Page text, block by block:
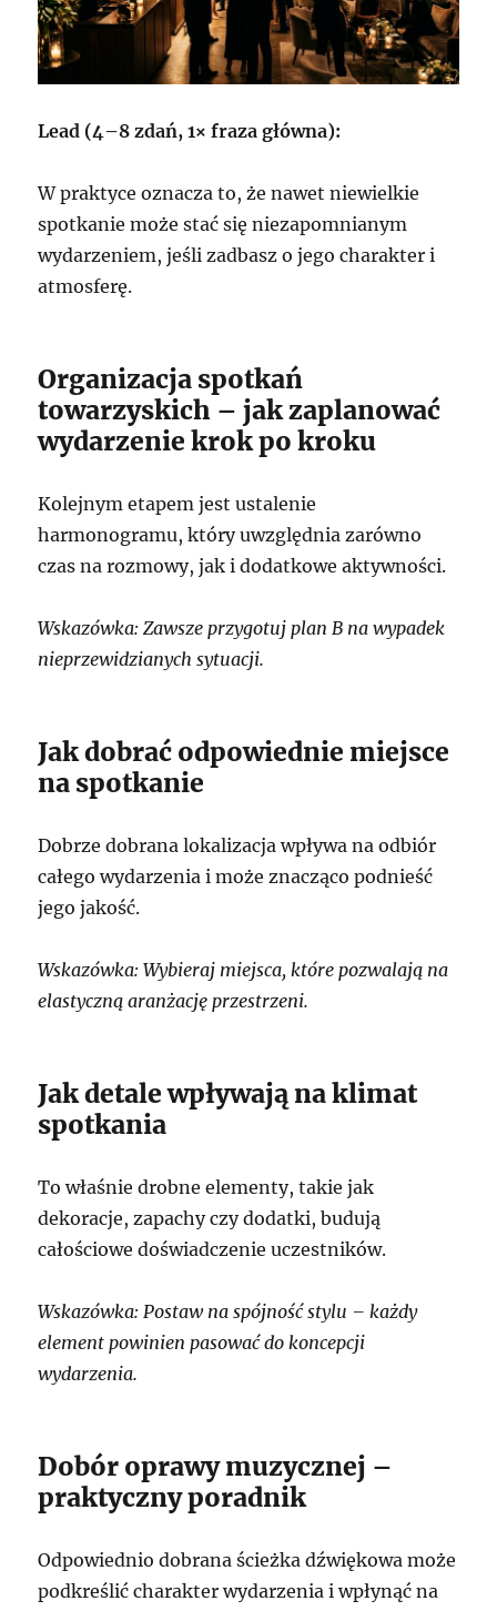
Lead (4–8 zdań, 1× fraza główna):
W praktyce oznacza to, że nawet niewielkie
spotkanie może stać się niezapomnianym
wydarzeniem, jeśli zadbasz o jego charakter i
atmosferę.
Organizacja spotkań
towarzyskich – jak zaplanować
wydarzenie krok po kroku
Kolejnym etapem jest ustalenie
harmonogramu, który uwzględnia zarówno
czas na rozmowy, jak i dodatkowe aktywności.
Wskazówka: Zawsze przygotuj plan B na wypadek
nieprzewidzianych sytuacji.
Jak dobrać odpowiednie miejsce
na spotkanie
Dobrze dobrana lokalizacja wpływa na odbiór
całego wydarzenia i może znacząco podnieść
jego jakość.
Wskazówka: Wybieraj miejsca, które pozwalają na
elastyczną aranżację przestrzeni.
Jak detale wpływają na klimat
spotkania
To właśnie drobne elementy, takie jak
dekoracje, zapachy czy dodatki, budują
całościowe doświadczenie uczestników.
Wskazówka: Postaw na spójność stylu – każdy
element powinien pasować do koncepcji
wydarzenia.
Dobór oprawy muzycznej –
praktyczny poradnik
Odpowiednio dobrana ścieżka dźwiękowa może
podkreślić charakter wydarzenia i wpłynąć na